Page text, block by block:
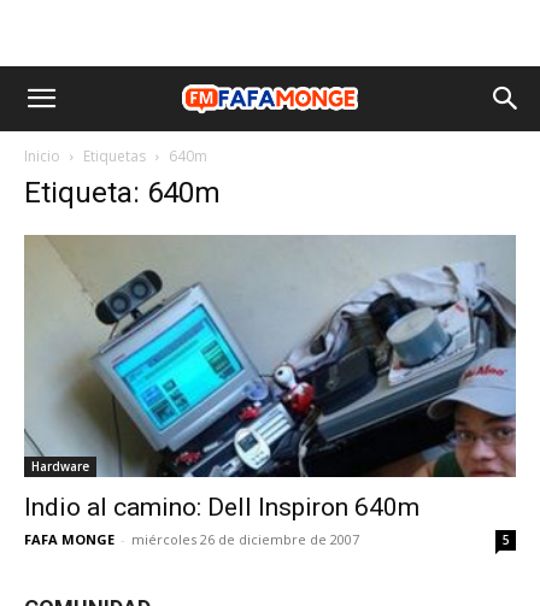
Inicio Etiquetas 640m
Etiqueta: 640m
Hardware
Indio al camino: Dell Inspiron 640m
FAFA MONGE - miércoles 26 de diciembre de 2007 5